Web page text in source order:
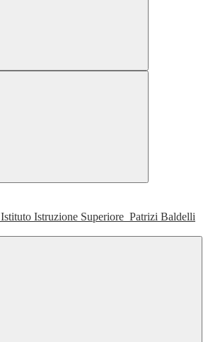
Istituto Istruzione Superiore Patrizi Baldelli